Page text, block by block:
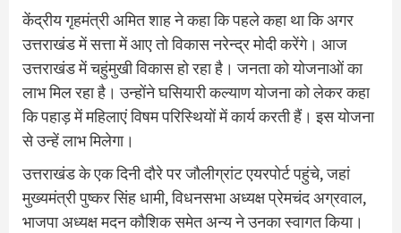
केंद्रीय गृहमंत्री अमित शाह ने कहा कि पहले कहा था कि अगर
उत्तराखंड में सत्ता में आए तो विकास नरेन्द्र मोदी करेंगे। आज
उत्तराखंड में चहुंमुखी विकास हो रहा है। जनता को योजनाओं का
लाभ मिल रहा है। उन्होंने घसियारी कल्याण योजना को लेकर कहा
कि पहाड़ में महिलाएं विषम परिस्थियों में कार्य करती हैं। इस योजना
से उन्हें लाभ मिलेगा।
उत्तराखंड के एक दिनी दौरे पर जौलीग्रांट एयरपोर्ट पहुंचे, जहां
मुख्यमंत्री पुष्कर सिंह धामी, विधनसभा अध्यक्ष प्रेमचंद अग्रवाल,
भाजपा अध्यक्ष मदन कौशिक समेत अन्य ने उनका स्वागत किया।